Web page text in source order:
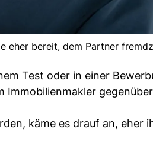
eher bereit, dem Partner
Test oder in einer
Immobilienmakler gegenüber
käme es drauf an, eher